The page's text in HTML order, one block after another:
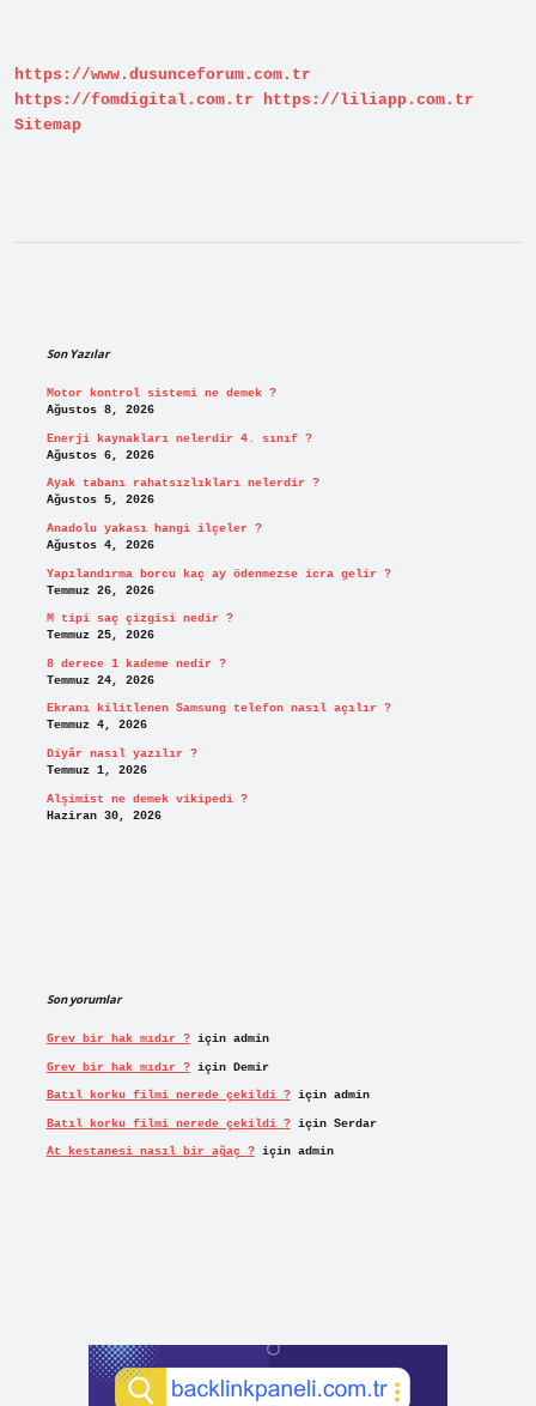
https://www.dusunceforum.com.tr
https://fomdigital.com.tr
https://liliapp.com.tr
Sitemap
Son Yazılar
Motor kontrol sistemi ne demek ?
Ağustos 8, 2026
Enerji kaynakları nelerdir 4. sınıf ?
Ağustos 6, 2026
Ayak tabanı rahatsızlıkları nelerdir ?
Ağustos 5, 2026
Anadolu yakası hangi ilçeler ?
Ağustos 4, 2026
Yapılandırma borcu kaç ay ödenmezse icra gelir ?
Temmuz 26, 2026
M tipi saç çizgisi nedir ?
Temmuz 25, 2026
8 derece 1 kademe nedir ?
Temmuz 24, 2026
Ekranı kilitlenen Samsung telefon nasıl açılır ?
Temmuz 4, 2026
Diyâr nasıl yazılır ?
Temmuz 1, 2026
Alşimist ne demek vikipedi ?
Haziran 30, 2026
Son yorumlar
Grev bir hak mıdır ?için admin
Grev bir hak mıdır ?için Demir
Batıl korku filmi nerede çekildi ?için admin
Batıl korku filmi nerede çekildi ?için Serdar
At kestanesi nasıl bir ağaç ?için admin